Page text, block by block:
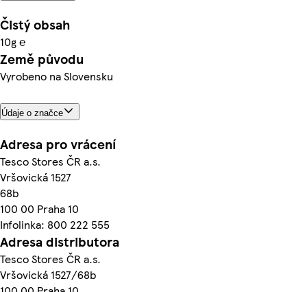
Čistý obsah
10g ℮
Země původu
Vyrobeno na Slovensku
Údaje o značce
Adresa pro vrácení
Tesco Stores ČR a.s.
Vršovická 1527
68b
100 00 Praha 10
Infolinka: 800 222 555
Adresa distributora
Tesco Stores ČR a.s.
Vršovická 1527/68b